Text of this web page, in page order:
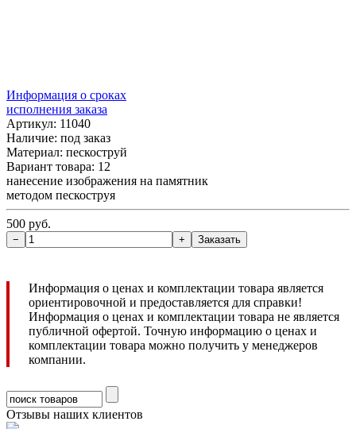
Информация о сроках
исполнения заказа
Артикул: 11040
Наличие: под заказ
Материал: пескоструй
Вариант товара: 12
нанесение изображения на памятник
методом пескоструя
500 руб.
Информация о ценах и комплектации товара является
ориентировочной и предоставляется для справки!
Информация о ценах и комплектации товара не является
публичной офертой. Точную информацию о ценах и
комплектации товара можно получить у менеджеров
компании.
Отзывы наших клиентов